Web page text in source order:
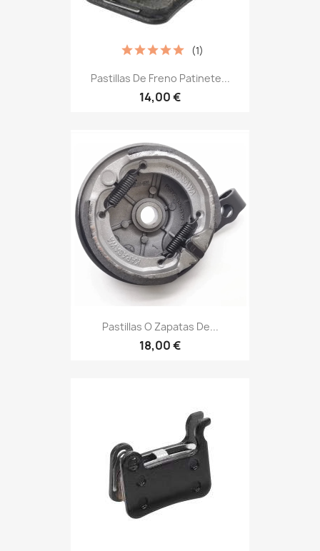
Pastillas De Freno Patinete...
14,00 €
(1)
Pastillas O Zapatas De...
18,00 €